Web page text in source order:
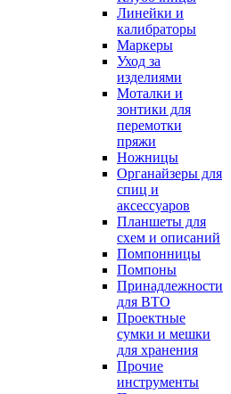
Линейки и
калибраторы
Маркеры
Уход за
изделиями
Моталки и
зонтики для
перемотки
пряжи
Ножницы
Органайзеры для
спиц и
аксессуаров
Планшеты для
схем и описаний
Помпонницы
Помпоны
Принадлежности
для ВТО
Проектные
сумки и мешки
для хранения
Прочие
инструменты